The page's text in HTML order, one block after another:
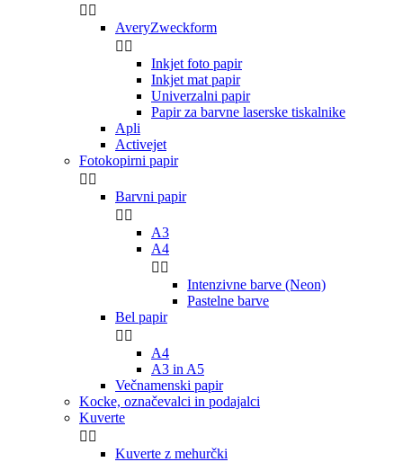
 
AveryZweckform
 
Inkjet foto papir
Inkjet mat papir
Univerzalni papir
Papir za barvne laserske tiskalnike
Apli
Activejet
Fotokopirni papir
 
Barvni papir
 
A3
A4
 
Intenzivne barve (Neon)
Pastelne barve
Bel papir
 
A4
A3 in A5
Večnamenski papir
Kocke, označevalci in podajalci
Kuverte
 
Kuverte z mehurčki